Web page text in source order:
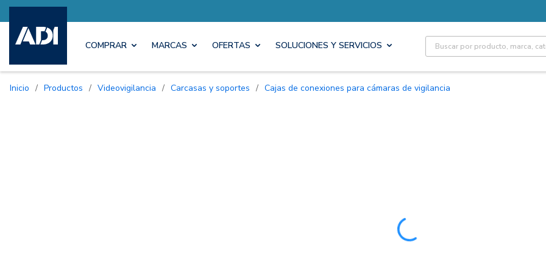
COMPRAR MARCAS OFERTAS SOLUCIONES Y SERVICIOS Site Search
Inicio / Productos / Videovigilancia / Carcasas y soportes / Cajas de conexiones para cámaras de vigilancia